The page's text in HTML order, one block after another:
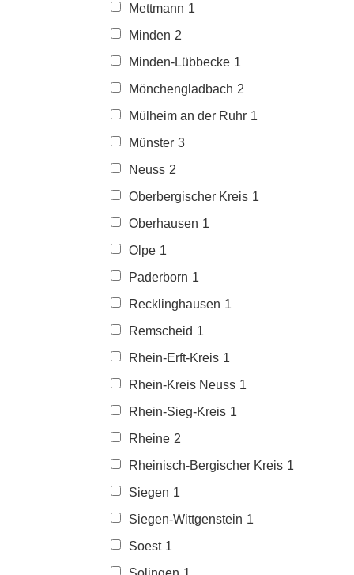
Mettmann 1
Minden 2
Minden-Lübbecke 1
Mönchengladbach 2
Mülheim an der Ruhr 1
Münster 3
Neuss 2
Oberbergischer Kreis 1
Oberhausen 1
Olpe 1
Paderborn 1
Recklinghausen 1
Remscheid 1
Rhein-Erft-Kreis 1
Rhein-Kreis Neuss 1
Rhein-Sieg-Kreis 1
Rheine 2
Rheinisch-Bergischer Kreis 1
Siegen 1
Siegen-Wittgenstein 1
Soest 1